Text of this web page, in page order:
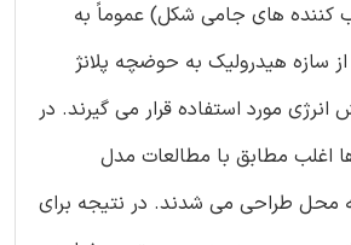
کننده های جامی شکل) عموماً به
سازه هیدرولیک به حوضچه پلانژ
مورد استفاده قرار می گیرند. در
اغلب مطابق با مطالعات مدل
محل طراحی می شدند. در نتیجه برای